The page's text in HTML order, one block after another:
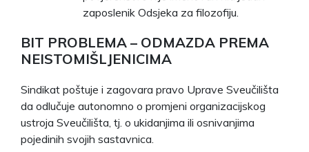
zaposlenik Odsjeka za filozofiju.
BIT PROBLEMA – ODMAZDA PREMA
NEISTOMIŠLJENICIMA
Sindikat poštuje i zagovara pravo Uprave Sveučilišta
da odlučuje autonomno o promjeni organizacijskog
ustroja Sveučilišta, tj. o ukidanjima ili osnivanjima
pojedinih svojih sastavnica.